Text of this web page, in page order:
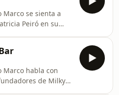
Marco se sienta a
Peiró en su
con el mundo de
de sus
nació su pasión
todo lo que hay
Marco habla con
de Milky